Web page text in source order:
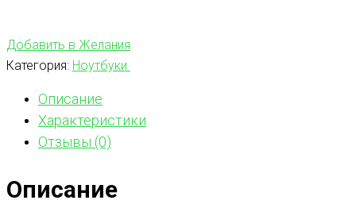
Добавить в Желания
Категория: Ноутбуки
Описание
Характеристики
Отзывы (0)
Описание